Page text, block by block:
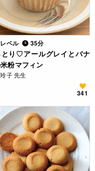
ベル 35分
とり♡アールグレイとバナ
粉マフィン
子 先生
341